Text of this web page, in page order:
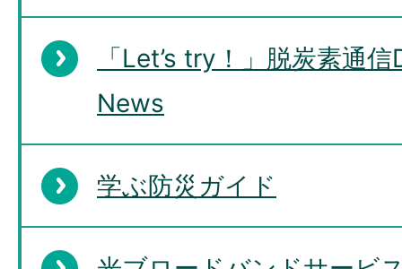
「Let’s try！」脱炭素通
News
学ぶ防災ガイド